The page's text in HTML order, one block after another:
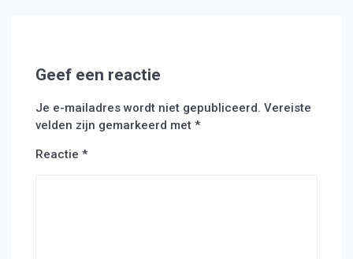
Geef een reactie
Je e-mailadres wordt niet gepubliceerd. Vereiste
velden zijn gemarkeerd met *
Reactie *